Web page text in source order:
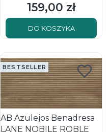
Cena
159,00 zł
DO KOSZYKA
BESTSELLER
AB Azulejos Benadresa
LANE NOBILE ROBLE